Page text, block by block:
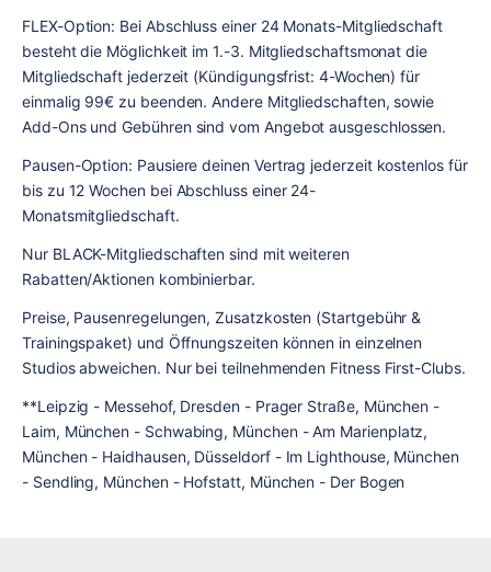
FLEX-Option: Bei Abschluss einer 24 Monats-Mitgliedschaft
besteht die Möglichkeit im 1.-3. Mitgliedschaftsmonat die
Mitgliedschaft jederzeit (Kündigungsfrist: 4-Wochen) für
einmalig 99€ zu beenden. Andere Mitgliedschaften, sowie
Add-Ons und Gebühren sind vom Angebot ausgeschlossen.
Pausen-Option: Pausiere deinen Vertrag jederzeit kostenlos für
bis zu 12 Wochen bei Abschluss einer 24-
Monatsmitgliedschaft.
Nur BLACK-Mitgliedschaften sind mit weiteren
Rabatten/Aktionen kombinierbar.
Preise, Pausenregelungen, Zusatzkosten (Startgebühr &
Trainingspaket) und Öffnungszeiten können in einzelnen
Studios abweichen. Nur bei teilnehmenden Fitness First-Clubs.
**Leipzig - Messehof, Dresden - Prager Straße, München -
Laim, München - Schwabing, München - Am Marienplatz,
München - Haidhausen, Düsseldorf - Im Lighthouse, München
- Sendling, München - Hofstatt, München - Der Bogen